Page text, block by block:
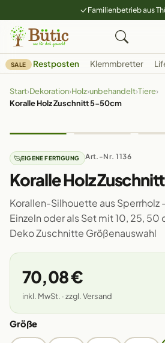
Familienbetrieb aus
SALE Restposten Klemmbretter
Start›Dekoration›Holz›unbehandelt›Tiere›
Koralle Holz Zuschnitt 5-50cm
EIGENE FERTIGUNG Art.-Nr. 1136
Koralle Holz
Korallen-Silhouette aus
Einzeln oder als Set mit 10, 25,
Deko Zuschnitte Größenauswahl
70,08 €
inkl. MwSt. · zzgl. Versand
Größe